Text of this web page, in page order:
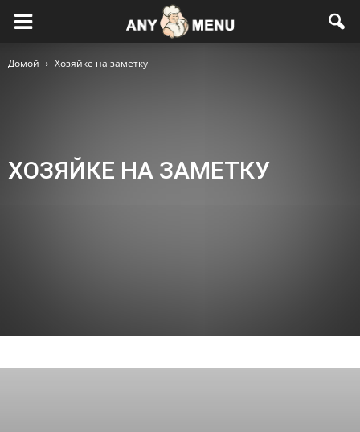
Домой Хозяйке на заметку
ХОЗЯЙКЕ НА ЗАМЕТКУ
Хозяйке на заметку